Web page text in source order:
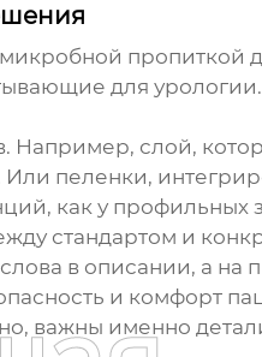
пропиткой
для
Например, слой,
пеленки,
как у профильных
стандартом и
в описании, а
и комфорт
важны именно